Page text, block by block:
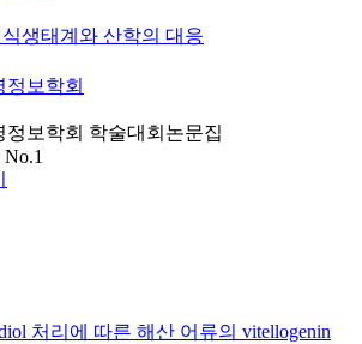
생태계와 산학의 대응
정보학회
정보학회 학술대회논문집
No.1
처리에 따른 해산 어류의 vitellogenin